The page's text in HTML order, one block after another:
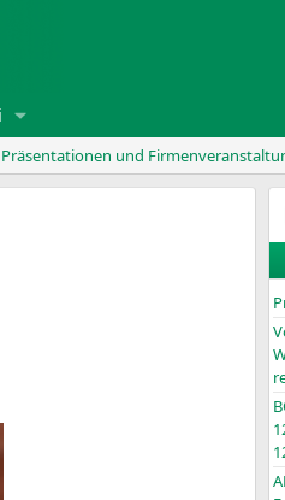
Präsentationen und